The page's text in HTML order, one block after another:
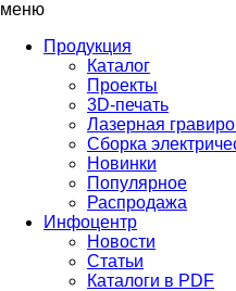
меню
Продукция
Каталог
Проекты
3D-печать
Лазерная
Сборка
Новинки
Популярное
Распродажа
Инфоцентр
Новости
Статьи
Каталоги в PDF